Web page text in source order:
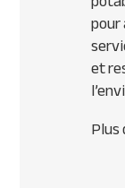
et